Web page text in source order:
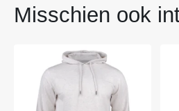
Misschien ook